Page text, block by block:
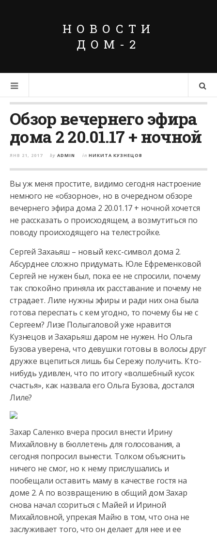
НОВОСТИ
ДОМ-2
Обзор вечернего эфира
дома 2 20.01.17 + ночной
ЯНВ 21, 2017 by ADMIN in НИКИТА КУЗНЕЦОВ
Вы уж меня простите, видимо сегодня настроение
немного не «обзорное», но в очередном обзоре
вечернего эфира дома 2 20.01.17 + ночной хочется
не рассказать о происходящем, а возмутиться по
поводу происходящего на телестройке.
Сергей Захаьяш – новый кекс-символ дома 2.
Абсурднее сложно придумать. Юле Ефременковой
Сергей не нужен был, пока ее не спросили, почему
так спокойно приняла их расставание и почему не
страдает. Лиле нужны эфиры и ради них она была
готова переспать с кем угодно, то почему бы не с
Сергеем? Лизе Полыгаловой уже нравится
Кузнецов и Захарьяш даром не нужен. Но Ольга
Бузова уверена, что девушки готовы в волосы друг
дружке вцепиться лишь бы Сережу получить. Кто-
нибудь удивлен, что по итогу «волшебный кусок
счастья», как назвала его Ольга Бузова, достался
Лиле?
Захар Саленко вчера просил внести Ирину
Михайловну в бюллетень для голосования, а
сегодня попросил вынести. Толком объяснить
ничего не смог, но к нему прислушались и
пообещали оставить маму в качестве гостя на
доме 2. А по возвращению в общий дом Захар
снова начал ссориться с Майей и Ириной
Михайловной, упрекая Майю в том, что она не
заслуживает того, что он делает для нее и ее